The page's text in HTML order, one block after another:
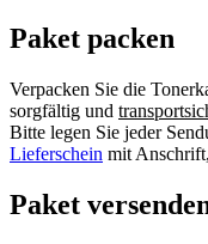
Paket packen
Verpacken Sie die
sorgfältig und
Bitte legen Sie jeder
Lieferschein mit
Paket